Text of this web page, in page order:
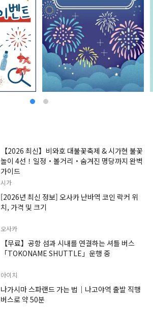
【2026 최신】비와호 대불꽃축제 & 시가현 불꽃
놀이 4선！일정・볼거리・숨겨진 명당까지 완벽
가이드
시가
[2026년 최신 정보] 오사카 난바역 코인 락커 위
치, 가격 및 크기
오사카
【무료】공항 섬과 시내를 연결하는 셔틀 버스
「TOKONAME SHUTTLE」운행 중
아이치
나가시마 스파랜드 가는 법｜나고야역 출발 직행
버스로 약 50분